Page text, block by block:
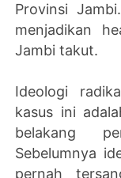
Provinsi
menjadikan
Jambi takut.
Ideologi
kasus ini
belakang
Sebelumnya
pernah